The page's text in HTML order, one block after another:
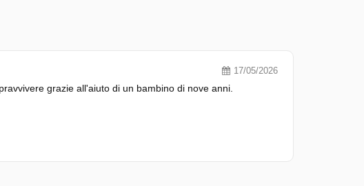
17/05/2026
grazie all'aiuto di un bambino di nove anni.